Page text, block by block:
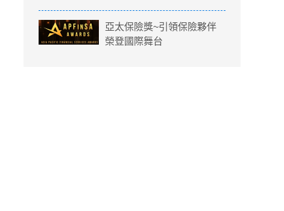
亞太保險獎~引領保險夥伴
榮登國際舞台